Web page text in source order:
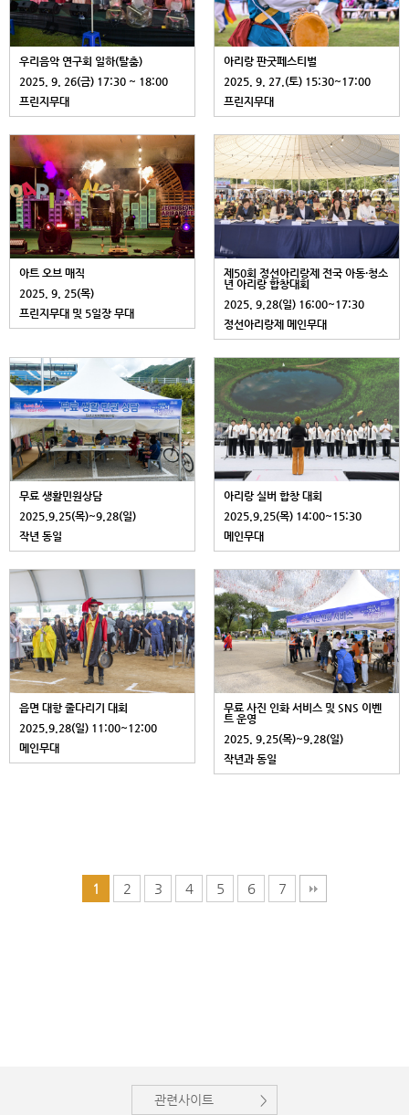
우리음악 연구회 일하(탈춤)
2025. 9. 26(금) 17:30 ~ 18:00
프린지무대
아리랑 판굿페스티벌
2025. 9. 27.(토) 15:30~17:00
프린지무대
아트 오브 매직
2025. 9. 25(목)
프린지무대 및 5일장 무대
제50회 정선아리랑제 전국 아동·청소
년 아리랑 합창대회
2025. 9.28(일) 16:00~17:30
정선아리랑제 메인무대
무료 생활민원상담
2025.9.25(목)~9.28(일)
작년 동일
아리랑 실버 합창 대회
2025.9.25(목) 14:00~15:30
메인무대
읍면 대항 줄다리기 대회
2025.9.28(일) 11:00~12:00
메인무대
무료 사진 인화 서비스 및 SNS 이벤
트 운영
2025. 9.25(목)~9.28(일)
작년과 동일
1 2 3 4 5 6 7
관련사이트